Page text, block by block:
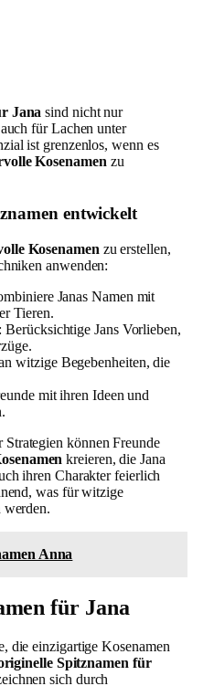
Jana sind nicht nur
für Lachen unter
ist grenzenlos, wenn es
Kosenamen zu
entwickelt
Kosenamen zu erstellen,
anwenden:
Janas Namen mit
Tieren.
Jans Vorlieben,
witzige Begebenheiten, die
mit ihren Ideen und
können Freunde
kreieren, die Jana
ihren Charakter feierlich
was für witzige
werden.
Anna
für Jana
die einzigartige Kosenamen
Spitznamen für
sich durch